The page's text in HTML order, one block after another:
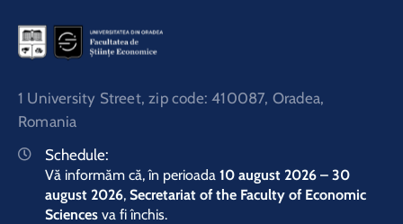
1 University Street, zip code: 410087, Oradea,
Romania
Schedule:
Vă informăm că, în perioada 10 august 2026 – 30
august 2026, Secretariat of the Faculty of Economic
Sciences va fi închis.